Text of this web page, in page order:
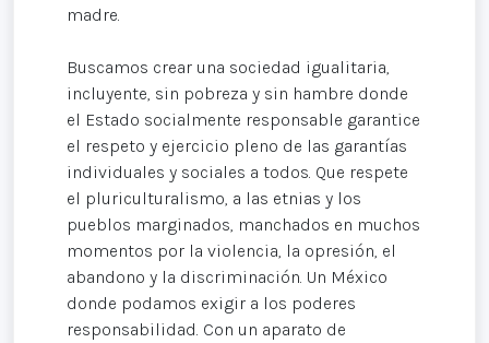
madre.
Buscamos crear una sociedad igualitaria,
incluyente, sin pobreza y sin hambre donde
el Estado socialmente responsable garantice
el respeto y ejercicio pleno de las garantías
individuales y sociales a todos. Que respete
el pluriculturalismo, a las etnias y los
pueblos marginados, manchados en muchos
momentos por la violencia, la opresión, el
abandono y la discriminación. Un México
donde podamos exigir a los poderes
responsabilidad. Con un aparato de